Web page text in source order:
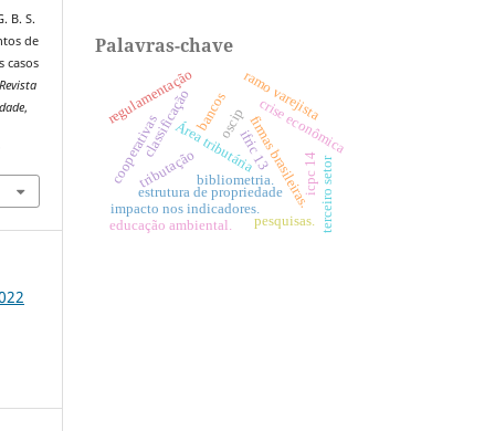
B. S.
de
casos
,
Palavras-chave
classificaçãoÁrea tributária
tributação
estrutura de propriedade
firmas brasileiras.
bibliometria.
bancos crise econômica
impacto nos indicadores.
regulamentação
pesquisas. terceiro setor
oscipramo varejista
educação ambiental.
ifric 13
icpc 14
cooperativas